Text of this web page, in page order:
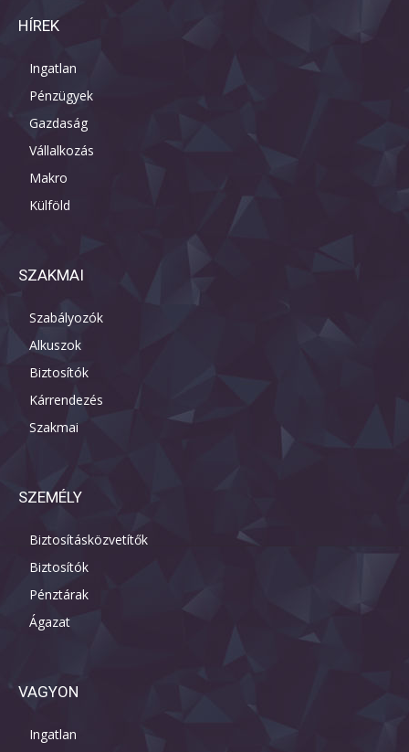
HÍREK
Ingatlan
Pénzügyek
Gazdaság
Vállalkozás
Makro
Külföld
SZAKMAI
Szabályozók
Alkuszok
Biztosítók
Kárrendezés
Szakmai
SZEMÉLY
Biztosításközvetítők
Biztosítók
Pénztárak
Ágazat
VAGYON
Ingatlan